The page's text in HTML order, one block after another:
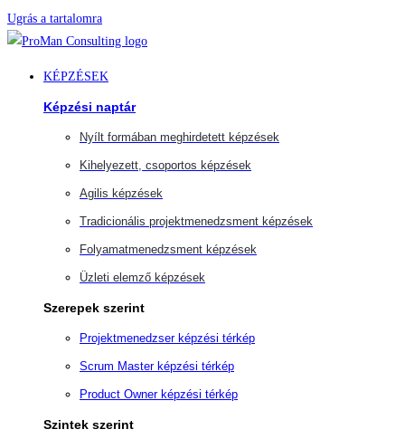
Ugrás a tartalomra
KÉPZÉSEK
Képzési naptár
Nyílt formában meghirdetett képzések
Kihelyezett, csoportos képzések
Agilis képzések
Tradicionális projektmenedzsment képzések
Folyamatmenedzsment képzések
Üzleti elemző képzések
Szerepek szerint
Projektmenedzser képzési térkép
Scrum Master képzési térkép
Product Owner képzési térkép
Szintek szerint